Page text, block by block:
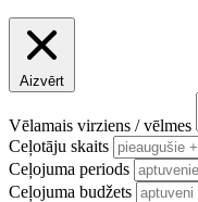
Aizvērt
Vēlamais virziens / vēlmes
Ceļotāju skaits
Ceļojuma periods
Ceļojuma budžets